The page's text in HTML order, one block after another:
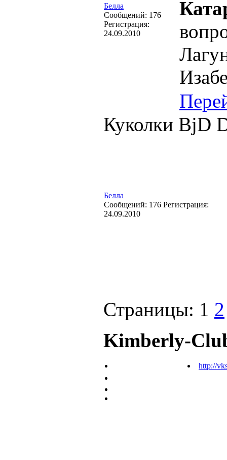
Белла
Cообщений: 176
Регистрация:
24.09.2010
Куколки BjD
Белла
Cообщений: 176 Регистрация:
24.09.2010
Страницы: 1 2
Kimberly-
http://